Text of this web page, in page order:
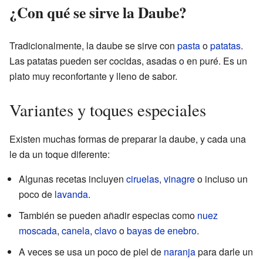
¿Con qué se sirve la Daube?
Tradicionalmente, la daube se sirve con pastaopatatas.
Las patatas pueden ser cocidas, asadas o en puré. Es un
plato muy reconfortante y lleno de sabor.
Variantes y toques especiales
Existen muchas formas de preparar la daube, y cada una
le da un toque diferente:
Algunas recetas incluyen ciruelas, vinagreo incluso un
poco de lavanda.
También se pueden añadir especias como nuez
moscada, canela, clavoobayas de enebro.
A veces se usa un poco de piel de naranjapara darle un